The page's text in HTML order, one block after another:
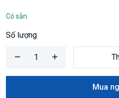
Có sẵn
Số lượng
Mua